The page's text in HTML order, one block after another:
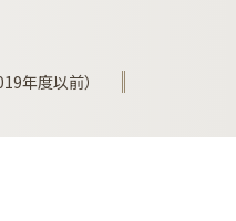
年度以前）